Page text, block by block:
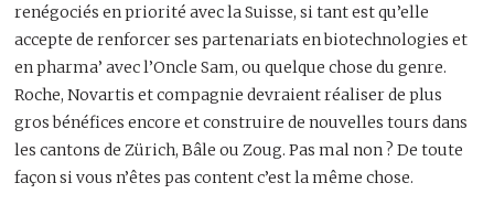
renégociés en priorité avec la Suisse, si tant est qu’elle
accepte de renforcer ses partenariats en biotechnologies et
en pharma’ avec l’Oncle Sam, ou quelque chose du genre.
Roche, Novartis et compagnie devraient réaliser de plus
gros bénéfices encore et construire de nouvelles tours dans
les cantons de Zürich, Bâle ou Zoug. Pas mal non ? De toute
façon si vous n’êtes pas content c’est la même chose.